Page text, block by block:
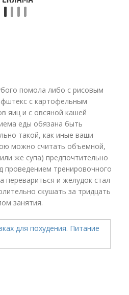
помола либо с рисовым
с картофельным
яиц и с овсяной кашей
еды обязана быть
такой, как иные ваши
можно считать объемной,
же cупа) предпочтительно
проведением тренировочного
перевариться и желудок стал
скушать за тридцать
занятия.